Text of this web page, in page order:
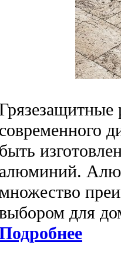
современного
быть
алюминий.
для